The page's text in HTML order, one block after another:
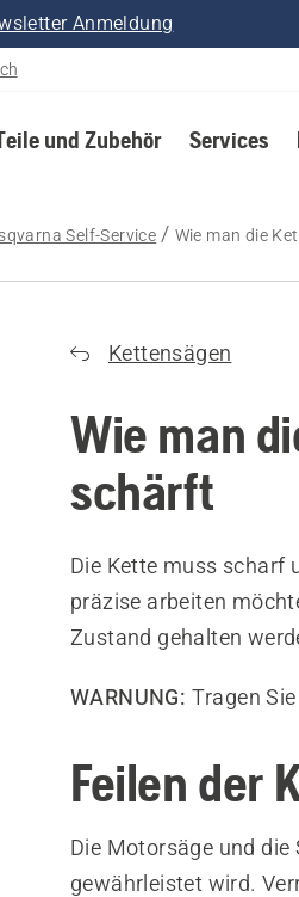
Anmeldung
und Zubehör Services
Self-Service Wie man die
Kettensägen
Wie man
schärft
Die Kette muss scharf
präzise arbeiten
Zustand gehalten
WARNUNG: Tragen
Feilen der
Die Motorsäge und
gewährleistet wird.